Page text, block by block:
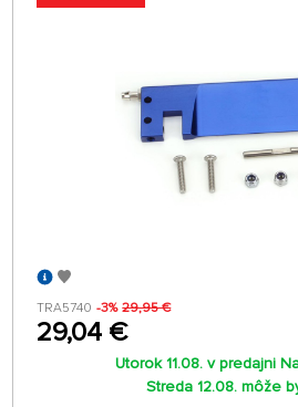
TRA5740 -3% 29,95 €
29,04 €
Utorok 11.08. v predajni
Streda 12.08. môže